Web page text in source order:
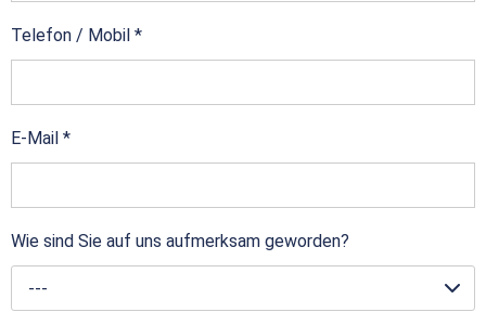
Telefon / Mobil *
E-Mail *
Wie sind Sie auf uns aufmerksam geworden?
---